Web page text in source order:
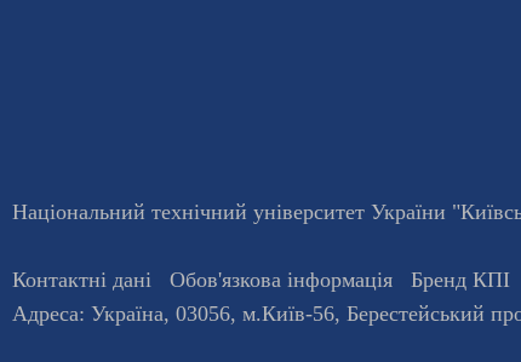
Національний технічний університет України
Контактні дані Обов'язкова інформація Бренд КПІ
Адреса: Україна, 03056, м.Київ-56, Берестейський